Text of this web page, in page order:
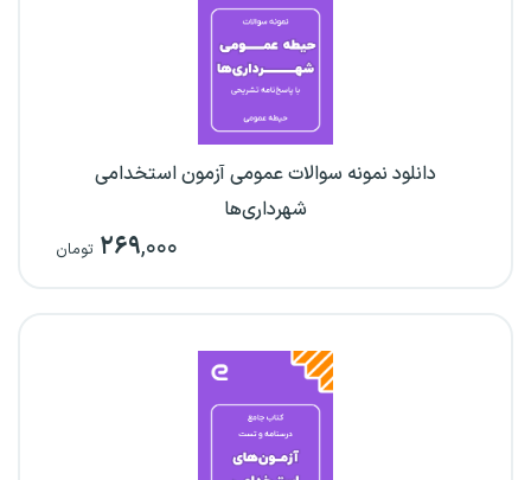
دانلود نمونه سوالات عمومی آزمون استخدامی
شهرداری‌ها
۲۶۹,۰۰۰ تومان